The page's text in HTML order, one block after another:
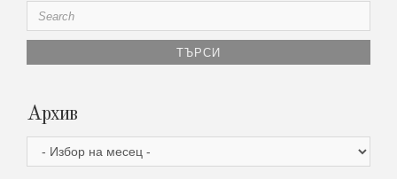
Search
for:
Архив
Архив